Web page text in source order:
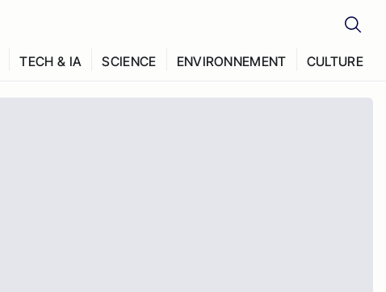
TECH & IA SCIENCE ENVIRONNEMENT CULTURE